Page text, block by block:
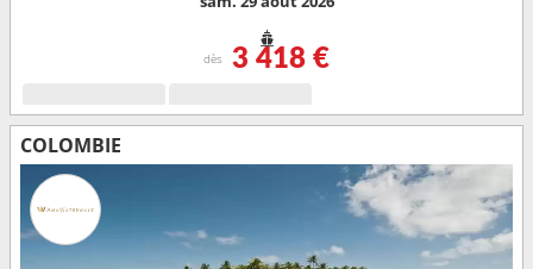
dès 3 418 €
COLOMBIE